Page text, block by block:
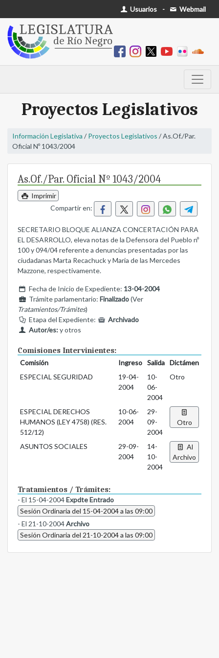
Usuarios - Webmail
Proyectos Legislativos
Información Legislativa / Proyectos Legislativos / As.Of./Par.
Oficial Nº 1043/2004
As.Of./Par. Oficial Nº 1043/2004
Imprimir
Compartir en:
SECRETARIO BLOQUE ALIANZA CONCERTACIÓN PARA
EL DESARROLLO, eleva notas de la Defensora del Pueblo nº
100 y 094/04 referente a denuncias presentadas por las
ciudadanas Marta Recachuck y Maria de las Mercedes
Mazzone, respectivamente.
Fecha de Inicio de Expediente: 13-04-2004
Trámite parlamentario: Finalizado(Ver
Tratamientos/Trámites)
Etapa del Expediente:
Archivado
Autor/es:y otros
Comisiones Intervinientes:
Comisión Ingreso Salida
Dictámen
ESPECIAL SEGURIDAD
19-04-
2004
10-
06-
2004
Otro
ESPECIAL DERECHOS
HUMANOS (LEY 4758) (RES.
512/12)
10-06-
2004
29-
09-
2004
Otro
ASUNTOS SOCIALES
29-09-
2004
14-
10-
2004
Al
Archivo
Tratamientos / Trámites:
- El 15-04-2004Expdte Entrado
Sesión Ordinaria del 15-04-2004 a las 09:00
- El 21-10-2004Archivo
Sesión Ordinaria del 21-10-2004 a las 09:00